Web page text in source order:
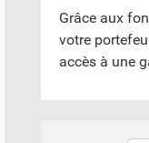
Grâce aux
votre
accès à une